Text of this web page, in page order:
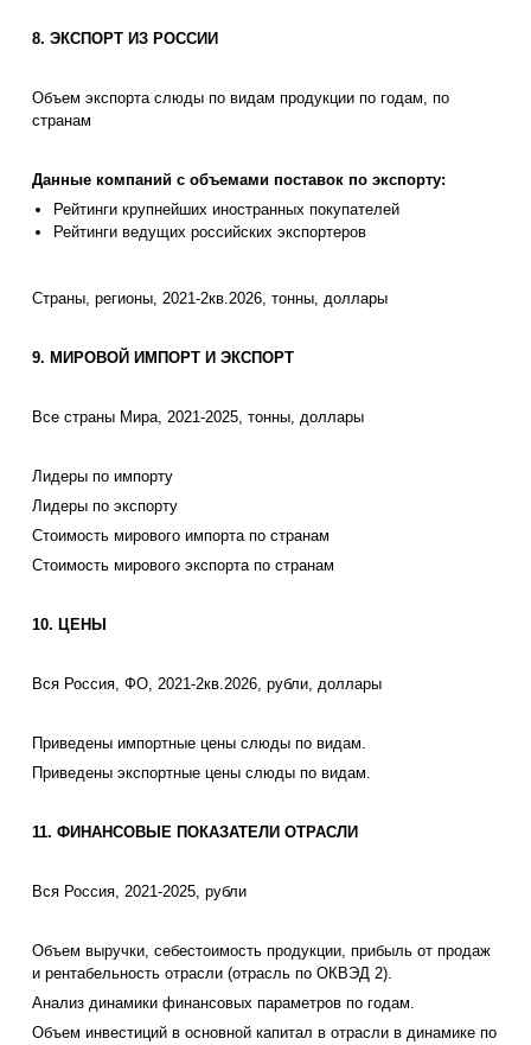
8. ЭКСПОРТ ИЗ РОССИИ
Объем экспорта слюды по видам продукции по годам, по
странам
Данные компаний с объемами поставок по экспорту:
Рейтинги крупнейших иностранных покупателей
Рейтинги ведущих российских экспортеров
Страны, регионы, 2021-2кв.2026, тонны, доллары
9. МИРОВОЙ ИМПОРТ И ЭКСПОРТ
Все страны Мира, 2021-2025, тонны, доллары
Лидеры по импорту
Лидеры по экспорту
Стоимость мирового импорта по странам
Стоимость мирового экспорта по странам
10. ЦЕНЫ
Вся Россия, ФО, 2021-2кв.2026, рубли, доллары
Приведены импортные цены слюды по видам.
Приведены экспортные цены слюды по видам.
11. ФИНАНСОВЫЕ ПОКАЗАТЕЛИ ОТРАСЛИ
Вся Россия, 2021-2025, рубли
Объем выручки, себестоимость продукции, прибыль от продаж
и рентабельность отрасли (отрасль по ОКВЭД 2).
Анализ динамики финансовых параметров по годам.
Объем инвестиций в основной капитал в отрасли в динамике по